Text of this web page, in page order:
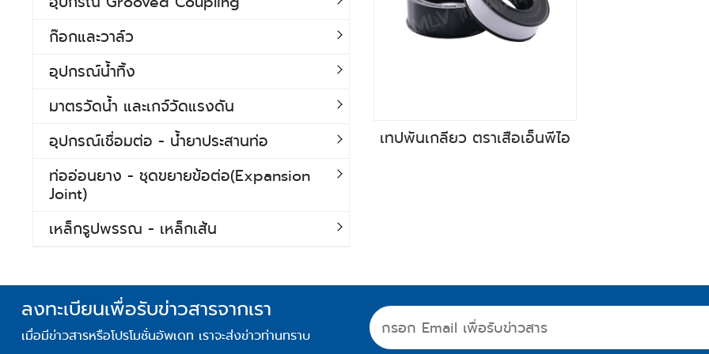
ก๊อกและวาล์ว
อุปกรณ์น้ำทิ้ง
มาตรวัดน้ำ และเกจ์วัดแรงดัน
อุปกรณ์เชื่อมต่อ - น้ำยาประสานท่อ
ท่ออ่อนยาง - ชุดขยายข้อต่อ(Expansion
Joint)
เหล็กรูปพรรณ - เหล็กเส้น
เทปพันเกลียว ตราเสือเอ็นพีไอ
ลงทะเบียนเพื่อรับข่าวสารจากเรา
เมื่อมีข่าวสารหรือโปรโมชั่นอัพเดท เราจะส่งข่าวท่านทราบ